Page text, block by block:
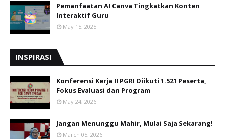
Pemanfaatan AI Canva Tingkatkan Konten
Interaktif Guru
May 15, 2025
INSPIRASI
Konferensi Kerja II PGRI Diikuti 1.521 Peserta,
Fokus Evaluasi dan Program
May 24, 2026
Jangan Menunggu Mahir, Mulai Saja Sekarang!
March 05, 2026